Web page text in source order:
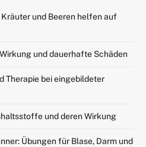
und Beeren helfen auf
und dauerhafte Schäden
Therapie bei eingebildeter
und deren Wirkung
Übungen für Blase, Darm und